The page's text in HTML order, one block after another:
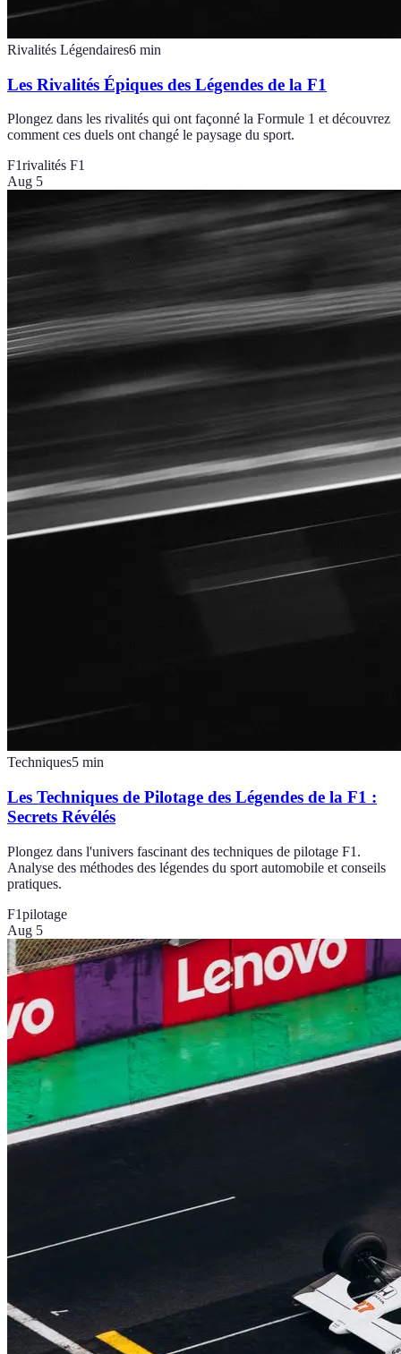
Rivalités Légendaires6 min
Les Rivalités Épiques des Légendes de la F1
Plongez dans les rivalités qui ont façonné la Formule 1 et découvrez
comment ces duels ont changé le paysage du sport.
F1rivalités F1
Aug 5
Techniques5 min
Les Techniques de Pilotage des Légendes de la F1 :
Secrets Révélés
Plongez dans l'univers fascinant des techniques de pilotage F1.
Analyse des méthodes des légendes du sport automobile et conseils
pratiques.
F1pilotage
Aug 5